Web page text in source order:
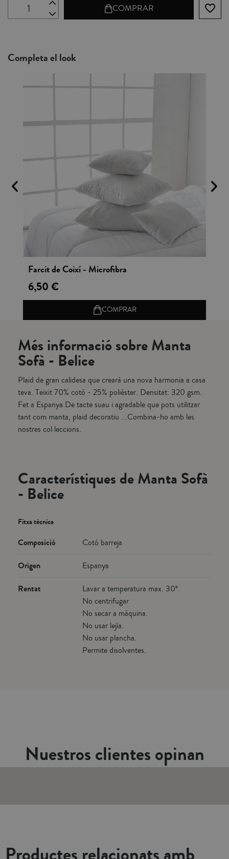
COMPRAR favorite_border
Completa el look
Vista rápida
Farcit de Coixí - Microfibra
6,50 €
COMPRAR
Més informació sobre Manta
Sofà - Belice
Plaid de gran calidesa que crearà una nova harmonia a casa
teva. Teixit 70% cotó - 25% polièster. Densitat: 320 gsm.
Fet a Espanya.De tacte suau i agradable que pots utilitzar
tant com manta, plaid decoratiu ...Combina-ho amb les
nostres col·leccions.
Característiques de Manta Sofà
- Belice
Fitxa tècnica
Composició Cotó barreja
Origen Espanya
Rentat
Lavar a temperatura max. 30º.
No centrifugar
No secar a máquina.
No usar lejía.
No usar plancha.
Permite disolventes.
Nuestros clientes opinan